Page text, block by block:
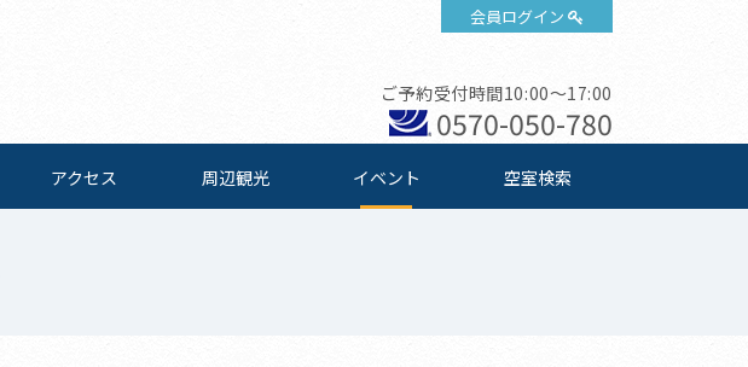
会員ログイン
ご予約受付時間10:00～17:00
0570-050-780
アクセス 周辺観光 イベント 空室検索